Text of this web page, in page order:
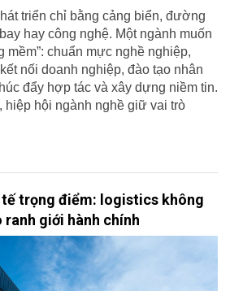
triển chỉ bằng cảng biển, đường
hay công nghệ. Một ngành muốn
mềm”: chuẩn mực nghề nghiệp,
nối doanh nghiệp, đào tạo nhân
đẩy hợp tác và xây dựng niềm tin.
hiệp hội ngành nghề giữ vai trò
tế trọng điểm: logistics không
giới hành chính